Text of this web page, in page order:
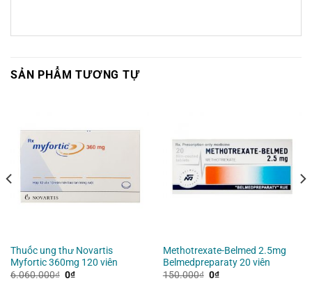
SẢN PHẨM TƯƠNG TỰ
Thuốc ung thư Novartis
Myfortic 360mg 120 viên
6.060.000₫ Giá
0₫Giá
Methotrexate-Belmed 2.5mg
Belmedpreparaty 20 viên
150.000₫ Giá
0₫Giá